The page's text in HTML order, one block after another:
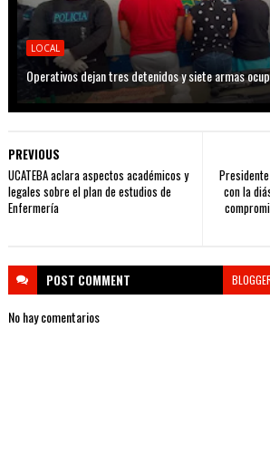
LOCAL
Operativos dejan tres detenidos y siete armas
con la
PREVIOUS
UCATEBA aclara aspectos académicos y
legales sobre el plan de estudios de
Enfermería
POST COMMENT
No hay comentarios